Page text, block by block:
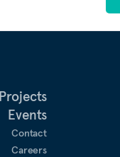
Projects
Events
Contact
Careers